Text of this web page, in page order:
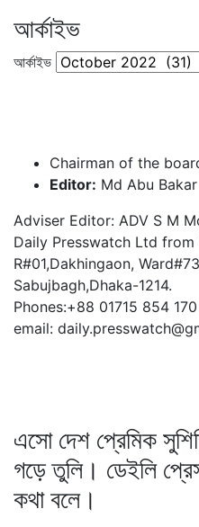
আর্কাইভ
আর্কাইভ
Chairman of the
Editor: Md Abu
Adviser Editor: ADV S M
Daily Presswatch Ltd from
R#01,Dakhingaon,
Sabujbagh,Dhaka-1214.
Phones:+88 01715 854 170
email:
এসো দেশ প্রেমিক
গড়ে তুলি। ডেইলি
কথা বলে।